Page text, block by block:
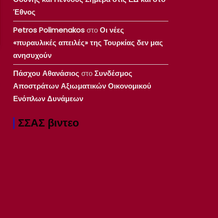
Έθνος
Petros PolimenakosστοΟι νέες
«πυραυλικές απειλές» της Τουρκίας δεν μας
ανησυχούν
Πάσχου Αθανάσιος στοΣυνδέσμος
Αποστράτων Αξιωματικών Οικονομικού
Ενόπλων Δυνάμεων
ΣΣΑΣ βιντεο